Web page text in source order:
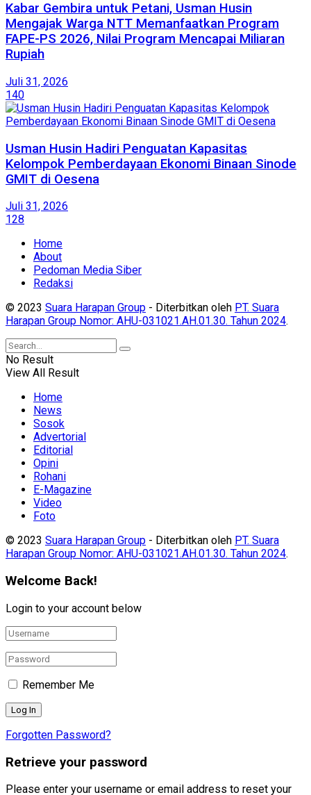
Kabar Gembira untuk Petani, Usman Husin
Mengajak Warga NTT Memanfaatkan Program
FAPE-PS 2026, Nilai Program Mencapai Miliaran
Rupiah
Juli 31, 2026
140
​Usman Husin Hadiri Penguatan Kapasitas
Kelompok Pemberdayaan Ekonomi Binaan Sinode
GMIT di Oesena
Juli 31, 2026
128
Home
About
Pedoman Media Siber
Redaksi
© 2023 Suara Harapan Group - Diterbitkan oleh PT. Suara
Harapan Group Nomor: AHU-031021.AH.01.30. Tahun 2024.
No Result
View All Result
Home
News
Sosok
Advertorial
Editorial
Opini
Rohani
E-Magazine
Video
Foto
© 2023 Suara Harapan Group - Diterbitkan oleh PT. Suara
Harapan Group Nomor: AHU-031021.AH.01.30. Tahun 2024.
Welcome Back!
Login to your account below
Remember Me
Forgotten Password?
Retrieve your password
Please enter your username or email address to reset your